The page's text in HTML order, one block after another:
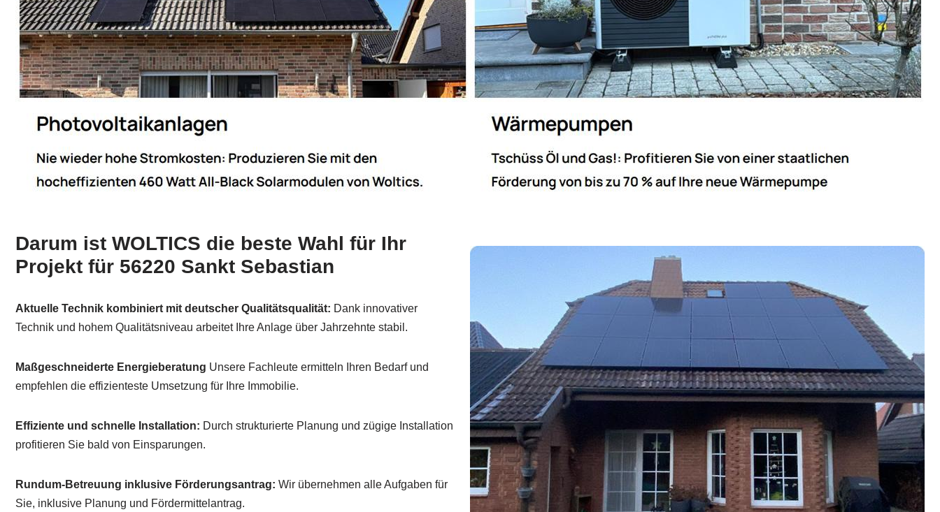
Darum ist WOLTICS die beste Wahl für Ihr
Projekt für 56220 Sankt Sebastian
Aktuelle Technik kombiniert mit deutscher Qualitätsqualität: Dank innovativer
Technik und hohem Qualitätsniveau arbeitet Ihre Anlage über Jahrzehnte stabil.
Maßgeschneiderte Energieberatung Unsere Fachleute ermitteln Ihren Bedarf und
empfehlen die effizienteste Umsetzung für Ihre Immobilie.
Effiziente und schnelle Installation: Durch strukturierte Planung und zügige Installation
profitieren Sie bald von Einsparungen.
Rundum-Betreuung inklusive Förderungsantrag: Wir übernehmen alle Aufgaben für
Sie, inklusive Planung und Fördermittelantrag.